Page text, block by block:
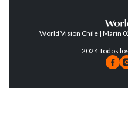
World Vision Chile | Marin
2024 Todos